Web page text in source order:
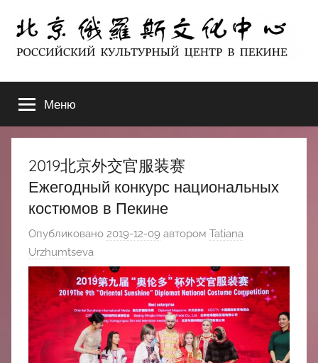
содержимому
北
京
俄
罗
斯
文
化
中
ЦЕНТР
В
ПЕКИНЕ
Меню
2019北京外交官服装赛
Ежегодный конкурс национальных
костюмов в Пекине
Опубликовано 2019-12-09 автором Tatiana
Urzhumtseva